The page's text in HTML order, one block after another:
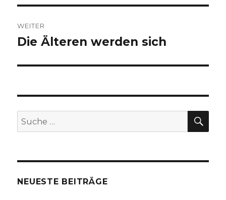
WEITER
Nächster
Die Älteren werden sich
Suche
nach:
NEUESTE BEITRÄGE